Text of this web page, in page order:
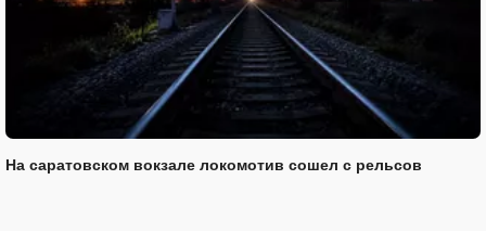
На саратовском вокзале локомотив сошел с рельсов